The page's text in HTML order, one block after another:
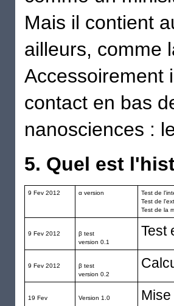
Mais il contient
ailleurs, comme
Accessoirement
contact en bas
nanosciences :
5. Quel est
9 Fev 2012 α version
Test de
Test de
Test de la
9 Fev 2012
β test
version 0.1
Test
9 Fev 2012
β test
version 0.2
19 Fev Version 1.0